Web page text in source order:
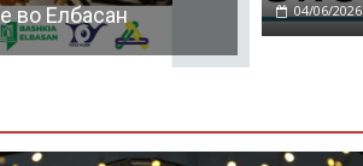
во Елбасан 04/06/2026